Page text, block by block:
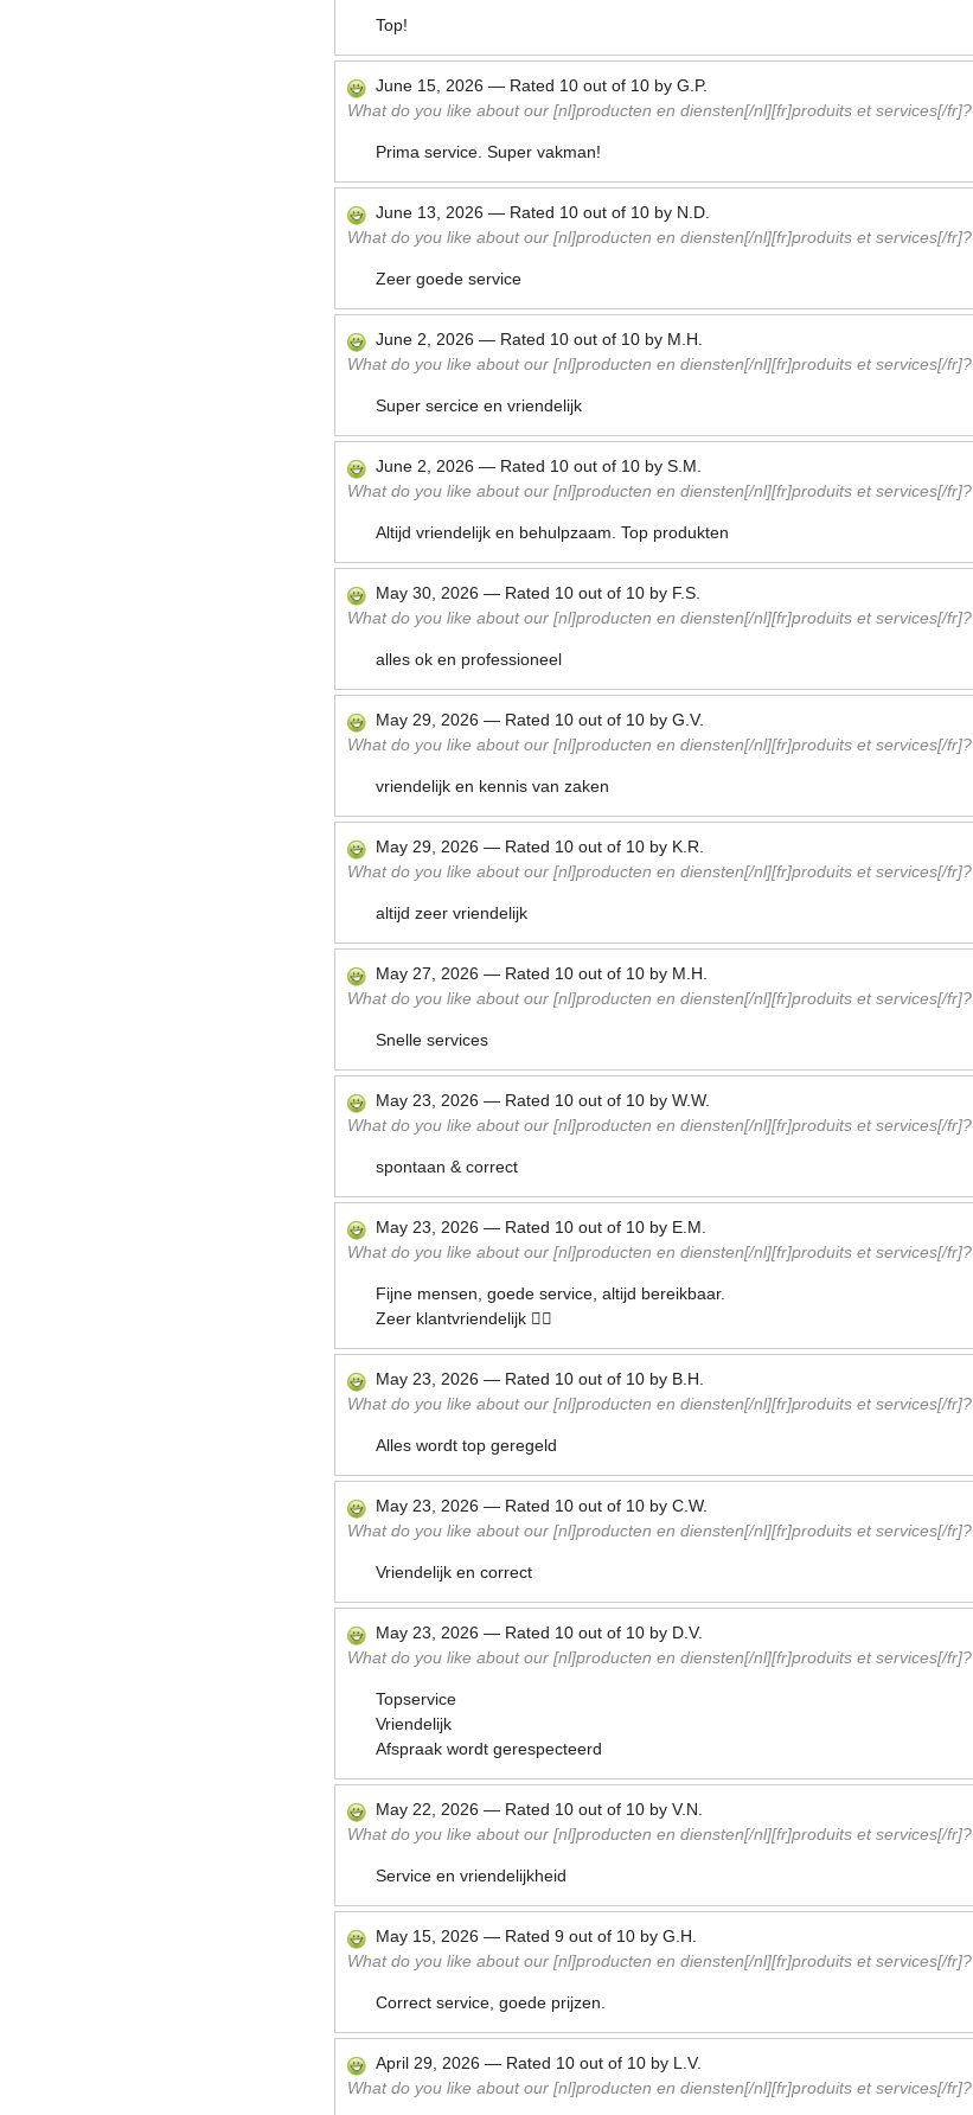
Top!
June 15, 2026 — Rated 10 out of 10 by G.P.
What do you like about our [nl]producten en diensten[/nl][fr]produits et services[/fr]?
Prima service. Super vakman!
June 13, 2026 — Rated 10 out of 10 by N.D.
What do you like about our [nl]producten en diensten[/nl][fr]produits et services[/fr]?
Zeer goede service
June 2, 2026 — Rated 10 out of 10 by M.H.
What do you like about our [nl]producten en diensten[/nl][fr]produits et services[/fr]?
Super sercice en vriendelijk
June 2, 2026 — Rated 10 out of 10 by S.M.
What do you like about our [nl]producten en diensten[/nl][fr]produits et services[/fr]?
Altijd vriendelijk en behulpzaam. Top produkten
May 30, 2026 — Rated 10 out of 10 by F.S.
What do you like about our [nl]producten en diensten[/nl][fr]produits et services[/fr]?
alles ok en professioneel
May 29, 2026 — Rated 10 out of 10 by G.V.
What do you like about our [nl]producten en diensten[/nl][fr]produits et services[/fr]?
vriendelijk en kennis van zaken
May 29, 2026 — Rated 10 out of 10 by K.R.
What do you like about our [nl]producten en diensten[/nl][fr]produits et services[/fr]?
altijd zeer vriendelijk
May 27, 2026 — Rated 10 out of 10 by M.H.
What do you like about our [nl]producten en diensten[/nl][fr]produits et services[/fr]?
Snelle services
May 23, 2026 — Rated 10 out of 10 by W.W.
What do you like about our [nl]producten en diensten[/nl][fr]produits et services[/fr]?
spontaan & correct
May 23, 2026 — Rated 10 out of 10 by E.M.
What do you like about our [nl]producten en diensten[/nl][fr]produits et services[/fr]?
Fijne mensen, goede service, altijd bereikbaar.
Zeer klantvriendelijk 👍🏻
May 23, 2026 — Rated 10 out of 10 by B.H.
What do you like about our [nl]producten en diensten[/nl][fr]produits et services[/fr]?
Alles wordt top geregeld
May 23, 2026 — Rated 10 out of 10 by C.W.
What do you like about our [nl]producten en diensten[/nl][fr]produits et services[/fr]?
Vriendelijk en correct
May 23, 2026 — Rated 10 out of 10 by D.V.
What do you like about our [nl]producten en diensten[/nl][fr]produits et services[/fr]?
Topservice
Vriendelijk
Afspraak wordt gerespecteerd
May 22, 2026 — Rated 10 out of 10 by V.N.
What do you like about our [nl]producten en diensten[/nl][fr]produits et services[/fr]?
Service en vriendelijkheid
May 15, 2026 — Rated 9 out of 10 by G.H.
What do you like about our [nl]producten en diensten[/nl][fr]produits et services[/fr]?
Correct service, goede prijzen.
April 29, 2026 — Rated 10 out of 10 by L.V.
What do you like about our [nl]producten en diensten[/nl][fr]produits et services[/fr]?